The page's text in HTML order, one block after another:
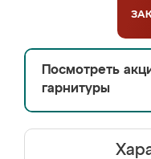
Посмотреть
гарнитуры